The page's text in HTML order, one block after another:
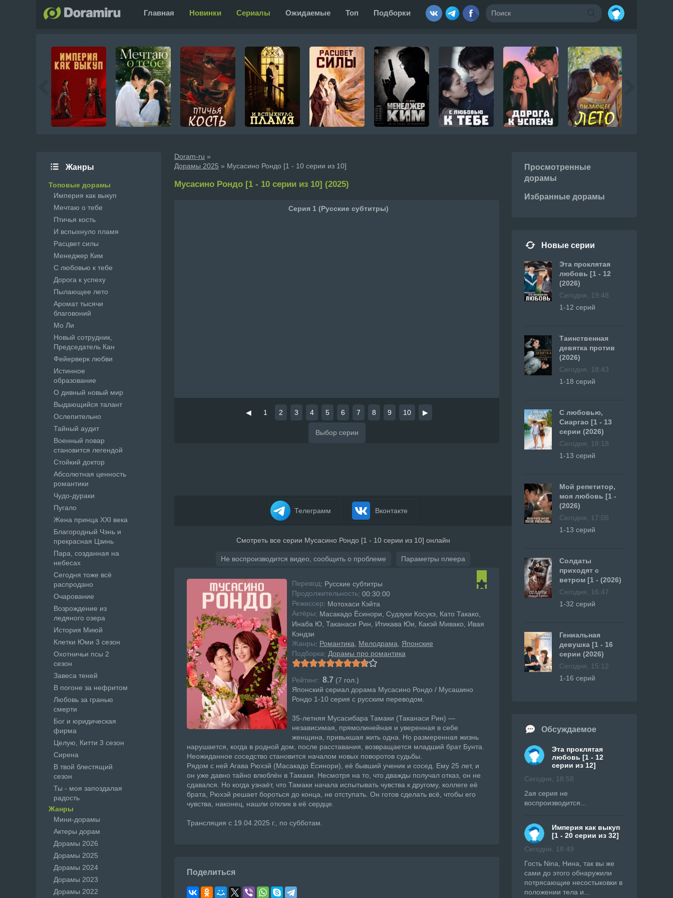
Главная Новинки Сериалы Ожидаемые Топ Подборки
Doram-ru »
Дорамы 2025 » Мусасино Рондо [1 - 10 серии из 10]
Мусасино Рондо [1 - 10 серии из 10] (2025)
Серия 1 (Русские субтитры)
◀ 1 2 3 4 5 6 7 8 9 10 ▶
Телеграмм Вконтакте
Смотреть все серии Мусасино Рондо [1 - 10 серии из 10] онлайн
Не воспроизводится видео, сообщить о проблеме Параметры плеера
Перевод: Русские субтитры
Продолжительность: 00:30:00
Режисcер: Мотохаси Кэйта
Актёры: Масакадо Ёсинори, Судзуки Косукэ, Като Такако,
Инаба Ю, Таканаси Рин, Итикава Юи, Какэй Мивако, Ивая
Кэндзи
Жанры: Романтика Мелодрама
Японские
Подборка: Дорамы про романтика
Рейтинг: 8.7 (7 гол.)
Японский сериал дорама Мусасино Рондо / Мусашино
Рондо 1-10 серия с русским переводом.
35-летняя Мусасибара Тамаки (Таканаси Рин) —
независимая, прямолинейная и уверенная в себе
женщина, привыкшая жить одна. Но размеренная жизнь
нарушается, когда в родной дом, после расставания, возвращается младший брат Бунта.
Неожиданное соседство становится началом новых поворотов судьбы.
Рядом с ней Агава Рюхэй (Масакадо Ёсинори), её бывший ученик и сосед. Ему 25 лет, и
он уже давно тайно влюблён в Тамаки. Несмотря на то, что дважды получал отказ, он не
сдавался. Но когда узнаёт, что Тамаки начала испытывать чувства к другому, коллеге её
брата, Рюхэй решает бороться до конца, не отступать. Он готов сделать всё, чтобы его
чувства, наконец, нашли отклик в её сердце.
Трансляция с 19.04.2025 г., по субботам.
Поделиться
Жанры
Топовые дорамы
Империя как выкуп
Мечтаю о тебе
Птичья кость
И вспыхнуло пламя
Расцвет силы
Менеджер Ким
С любовью к тебе
Дорога к успеху
Пылающее лето
Аромат тысячи
благовоний
Мо Ли
Новый сотрудник,
Председатель Кан
Фейерверк любви
Истинное
образование
О дивный новый мир
Выдающийся талант
Ослепительно
Тайный аудит
Военный повар
становится легендой
Стойкий доктор
Абсолютная ценность
романтики
Чудо-дураки
Пугало
Жена принца XXI века
Благородный Чэнь и
прекрасная Цзинь
Пара, созданная на
небесах
Сегодня тоже всё
распродано
Очарование
Возрождение из
ледяного озера
История Миюй
Клетки Юми 3 сезон
Охотничьи псы 2
сезон
Завеса теней
В погоне за нефритом
Любовь за гранью
смерти
Бог и юридическая
фирма
Целую, Китти 3 сезон
Сирена
В твой блестящий
сезон
Ты - моя запоздалая
радость
Жанры
Мини-дорамы
Актеры дорам
Дорамы 2026
Дорамы 2025
Дорамы 2024
Дорамы 2023
Дорамы 2022
Просмотренные
дорамы
Избранные дорамы
Новые серии
Эта проклятая
любовь [1 - 12
(2026)
Сегодня, 19:48
1-12 серий
Таинственная
девятка против
(2026)
Сегодня, 18:43
1-18 серий
С любовью,
Сиаргао [1 - 13
серии (2026)
Сегодня, 18:18
1-13 серий
Мой репетитор,
моя любовь [1 -
(2026)
Сегодня, 17:05
1-13 серий
Солдаты
приходят с
ветром [1 - (2026)
Сегодня, 16:47
1-32 серий
Гениальная
девушка [1 - 16
серии (2026)
Сегодня, 15:12
1-16 серий
Обсуждаемое
Эта проклятая
любовь [1 - 12
серии из 12]
Сегодня, 18:58
2ая серия не
воспроизводится...
Империя как выкуп
[1 - 20 серии из 32]
Сегодня, 18:49
Гость Nina, Нина, так вы же
сами до этого обнаружили
потрясающие несостыковки в
положении тела и...